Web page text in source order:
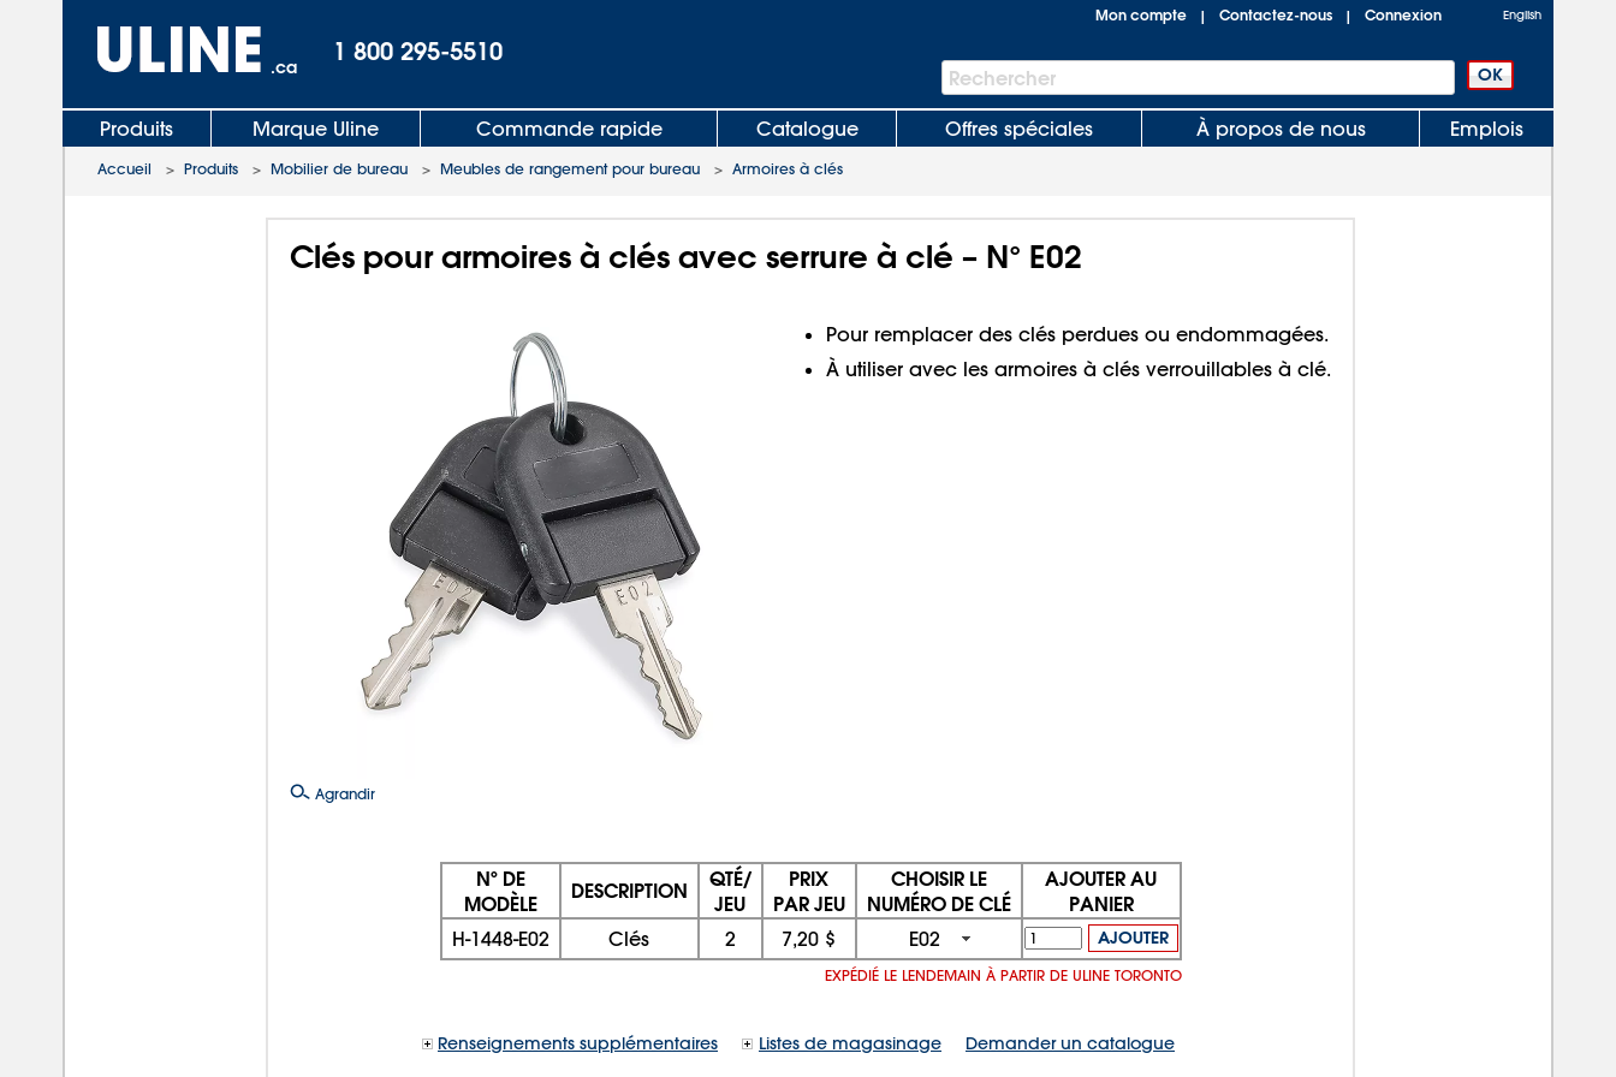
.ca
1 800 295-5510
Mon compte | Contactez-nous | Connexion English
Barre
de
recherche
Rechercher
Produits Marque Uline Commande rapide Catalogue Offres spéciales À propos de nous Emplois
Accueil > Produits > Mobilier de bureau > Meubles de rangement pour bureau > Armoires à clés
Clés pour armoires à clés avec serrure à clé – N° E02
Agrandir
Pour remplacer des clés perdues ou endommagées.
À utiliser avec les armoires à clés verrouillables à clé.
Nº DE
MODÈLE
DESCRIPTION
QTÉ/
JEU
PRIX
PAR JEU
CHOISIR LE
NUMÉRO DE CLÉ
AJOUTER AU
PANIER
H-1448-E02 Clés 2 7,20 $ E02 AJOUTER
EXPÉDIÉ LE LENDEMAIN À PARTIR DE ULINE TORONTO
Renseignements supplémentaires Listes de magasinage Demander un catalogue